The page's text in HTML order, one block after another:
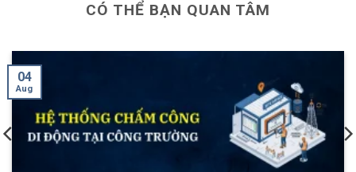
CÓ THỂ BẠN QUAN TÂM
28
Jul